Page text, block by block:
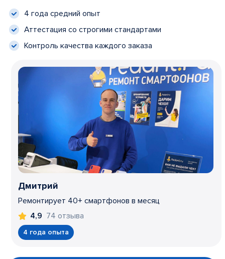
4 года средний опыт
Аттестация со строгими стандартами
Контроль качества каждого заказа
Дмитрий
Ремонтирует 40+ смартфонов в месяц
4,9 74 отзыва
4 года опыта